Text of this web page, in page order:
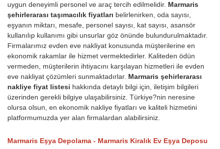
uygun deneyimli personel ve araç tercih edilmelidir. Marmaris
şehirlerarası taşımacılık fiyatları belirlenirken, oda sayısı,
eşyanın miktarı, mesafe, personel sayısı, kat sayısı, asansör
kullanılıp kullanımı gibi unsurlar göz önünde bulundurulmaktadır.
Firmalarımız evden eve nakliyat konusunda müşterilerine en
ekonomik rakamlar ile hizmet vermektedirler. Kaliteden ödün
vermeden, müşterilerin ihtiyacını karşılayan hizmetleri ile evden
eve nakliyat çözümleri sunmaktadırlar. Marmaris şehirlerarası
nakliye fiyat listesi hakkında detaylı bilgi için, iletişim bilgileri
üzerinden gerekli bilgiye ulaşabilirsiniz. Türkiye?nin neresine
olursa olsun, en ekonomik nakliye fiyatları ve kaliteli hizmetini
platformumuzda yer alan firmalardan alabilirsiniz.
Marmaris Eşya Depolama - Marmaris Kiralık Ev Eşya Deposu